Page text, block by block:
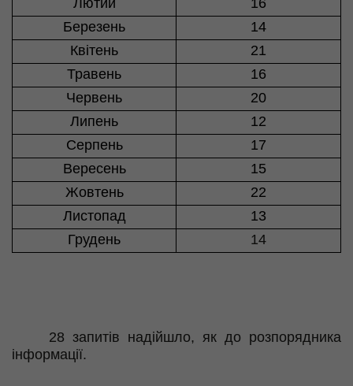
Лютий
16
Березень
14
Квітень
21
Травень
16
Червень
20
Липень
12
Серпень
17
Вересень
15
Жовтень
22
Листопад
13
Грудень
14
28 запитів надійшло, як до розпорядника
інформації.